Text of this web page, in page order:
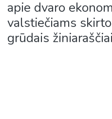
apie dvaro
valstiečiams
grūdais